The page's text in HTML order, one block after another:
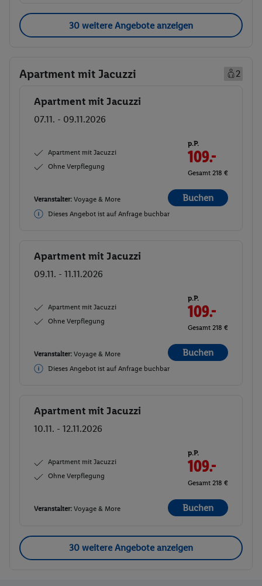
30 weitere Angebote anzeigen
Apartment mit Jacuzzi 2
Buchen
Apartment mit Jacuzzi
07.11. - 09.11.2026
Apartment mit Jacuzzi
Ohne Verpflegung
p.P.
109.-
Gesamt 218 €
Veranstalter: Voyage & More Buchen
Dieses Angebot ist auf Anfrage buchbar
Buchen
Apartment mit Jacuzzi
09.11. - 11.11.2026
Apartment mit Jacuzzi
Ohne Verpflegung
p.P.
109.-
Gesamt 218 €
Veranstalter: Voyage & More Buchen
Dieses Angebot ist auf Anfrage buchbar
Buchen
Apartment mit Jacuzzi
10.11. - 12.11.2026
Apartment mit Jacuzzi
Ohne Verpflegung
p.P.
109.-
Gesamt 218 €
Veranstalter: Voyage & More Buchen
30 weitere Angebote anzeigen